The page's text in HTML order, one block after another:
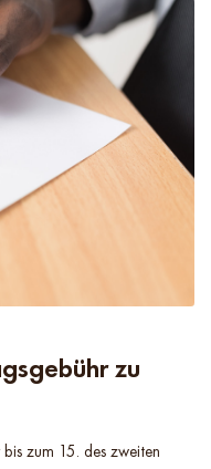
zu
zum 15. des zweiten